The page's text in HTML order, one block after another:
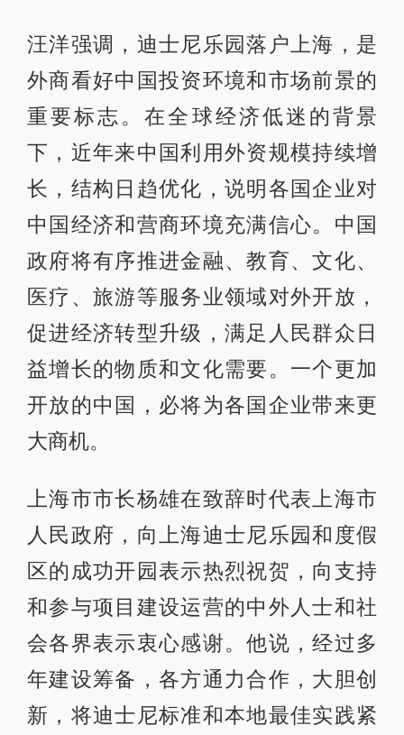
汪洋强调，迪士尼乐园落户上海，是
外商看好中国投资环境和市场前景的
重要标志。在全球经济低迷的背景
下，近年来中国利用外资规模持续增
长，结构日趋优化，说明各国企业对
中国经济和营商环境充满信心。中国
政府将有序推进金融、教育、文化、
医疗、旅游等服务业领域对外开放，
促进经济转型升级，满足人民群众日
益增长的物质和文化需要。一个更加
开放的中国，必将为各国企业带来更
大商机。
上海市市长杨雄在致辞时代表上海市
人民政府，向上海迪士尼乐园和度假
区的成功开园表示热烈祝贺，向支持
和参与项目建设运营的中外人士和社
会各界表示衷心感谢。他说，经过多
年建设筹备，各方通力合作，大胆创
新，将迪士尼标准和本地最佳实践紧